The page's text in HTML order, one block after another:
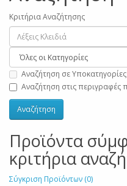
Κριτήρια Αναζήτησης
Αναζήτηση σε Υποκατηγορίες
Αναζήτηση στις περιγραφές
Προϊόντα
κριτήρια
Σύγκριση Προϊόντων (0)